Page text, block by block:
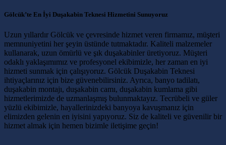
Gölcük’te En İyi Duşakabin Teknesi Hizmetini Sunuyoruz
Uzun yıllardır Gölcük ve çevresinde hizmet veren firmamız, müşteri
memnuniyetini her şeyin üstünde tutmaktadır. Kaliteli malzemeler
kullanarak, uzun ömürlü ve şık duşakabinler üretiyoruz. Müşteri
odaklı yaklaşımımız ve profesyonel ekibimizle, her zaman en iyi
hizmeti sunmak için çalışıyoruz. Gölcük Duşakabin Teknesi
ihtiyaçlarınız için bize güvenebilirsiniz. Ayrıca, banyo tadilatı,
duşakabin montajı, duşakabin camı, duşakabin kumlama gibi
hizmetlerimizde de uzmanlaşmış bulunmaktayız. Tecrübeli ve güler
yüzlü ekibimizle, hayallerinizdeki banyoya kavuşmanız için
elimizden gelenin en iyisini yapıyoruz. Siz de kaliteli ve güvenilir bir
hizmet almak için hemen bizimle iletişime geçin!